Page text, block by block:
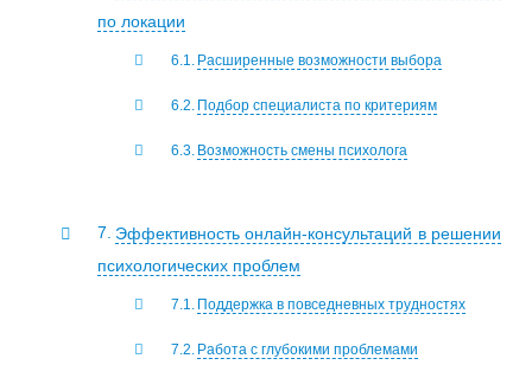
по локации
Расширенные возможности выбора
Подбор специалиста по критериям
Возможность смены психолога
Эффективность онлайн-консультаций в решении
психологических проблем
Поддержка в повседневных трудностях
Работа с глубокими проблемами